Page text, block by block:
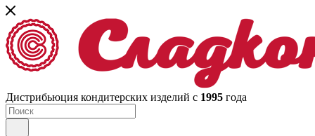
Дистрибьюция кондитерских изделий с 1995 года